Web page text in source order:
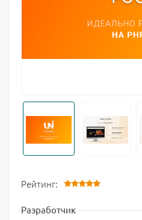
Рейтинг:
Разработчик